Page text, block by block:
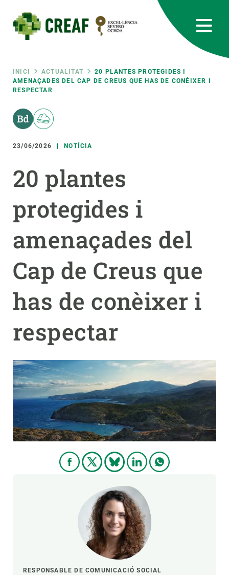
contingut
Fil
d'ariadna
INICI ACTUALITAT
20 PLANTES PROTEGIDES I
AMENAÇADES DEL CAP DE CREUS QUE HAS DE CONÈIXER I
RESPECTAR
23/06/2026 NOTÍCIA
20 plantes
protegides i
amenaçades del
Cap de Creus que
has de conèixer i
respectar
RESPONSABLE DE COMUNICACIÓ SOCIAL
RRSS
Featured
responsive
Responsive
menu
RECERCA
CIÈNCIA EN ACCIÓ
NOTÍCIES I AGENDA